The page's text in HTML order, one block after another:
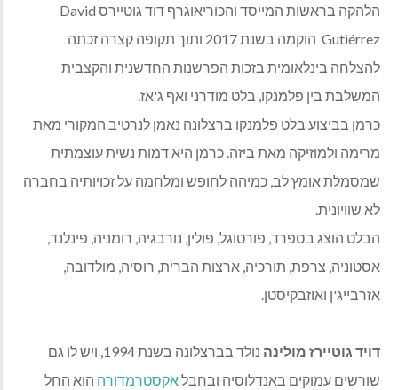
הלהקה בראשות המייסד והכוריאוגרף דוד גוטיירס David
Gutiérrez
הוקמה בשנת 2017 ותוך תקופה קצרה זכתה
להצלחה בינלאומית בזכות הפרשנות החדשנית והקצבית
המשלבת בין פלמנקו, בלט מודרני ואף ג'אז.
כרמן בביצוע בלט פלמנקו ברצלונה נאמן לנרטיב המקורי מאת
מרימה ולמוזיקה מאת ביזה. כרמן היא דמות נשית עוצמתית
שמסמלת אומץ לב, כמיהה לחופש ומלחמה על זכויותיה בחברה
לא שוויונית.
הבלט הוצג בספרד, פורטוגל, פולין, נורבגיה, רומניה, פינלנד,
אסטוניה, צרפת, תורכיה, ארצות הברית, רוסיה, מולדובה,
אזרבייג'ן ואוזבקיסטן.
דויד גוטיירז מולינה
נולד בברצלונה בשנת 1994, ויש לו גם
שורשים עמוקים באנדלוסיה ובחבלאקסטרמדורה הוא החל